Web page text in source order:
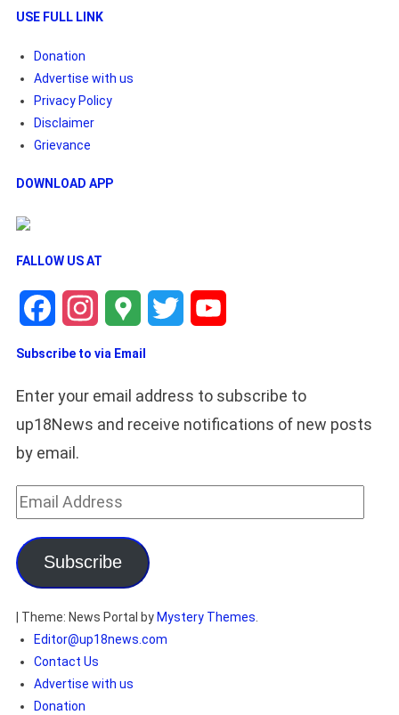
USE FULL LINK
Donation
Advertise with us
Privacy Policy
Disclaimer
Grievance
DOWNLOAD APP
FALLOW US AT
Subscribe to via Email
Enter your email address to subscribe to
up18News and receive notifications of new posts
by email.
Email
Subscribe
| Theme: News Portal byMystery Themes
Editor@up18news.com
Contact Us
Advertise with us
Donation